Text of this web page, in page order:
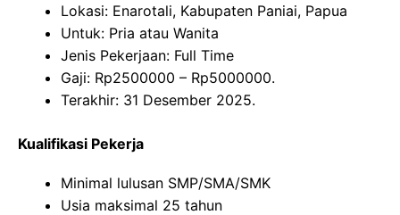
Lokasi: Enarotali, Kabupaten Paniai, Papua
Untuk: Pria atau Wanita
Jenis Pekerjaan: Full Time
Gaji: Rp2500000 – Rp5000000.
Terakhir: 31 Desember 2025.
Kualifikasi Pekerja
Minimal lulusan SMP/SMA/SMK
Usia maksimal 25 tahun